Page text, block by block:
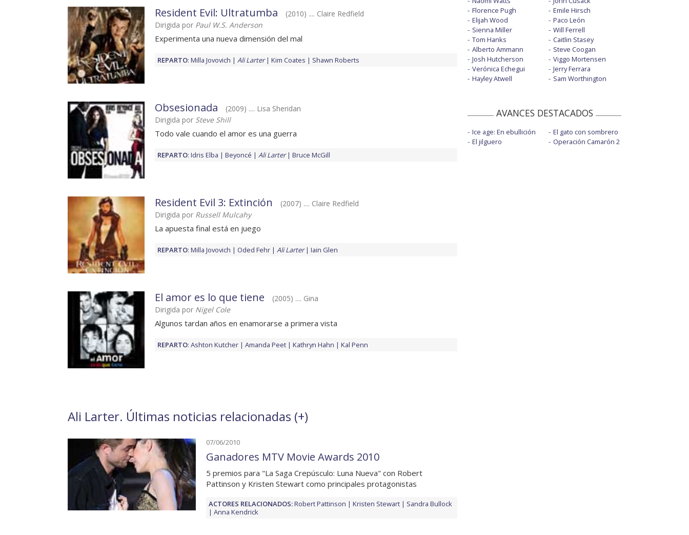
Resident Evil: Ultratumba
(2010) .... Claire Redfield
Dirigida por Paul W.S. Anderson
Experimenta una nueva dimensión del mal
REPARTO: Milla Jovovich Ali Larter Kim Coates Shawn Roberts
Obsesionada
(2009) .... Lisa Sheridan
Dirigida por Steve Shill
Todo vale cuando el amor es una guerra
REPARTO: Idris Elba Beyoncé Ali Larter Bruce McGill
Resident Evil 3: Extinción
(2007) .... Claire Redfield
Dirigida por Russell Mulcahy
La apuesta final está en juego
REPARTO: Milla Jovovich Oded Fehr Ali Larter Iain Glen
El amor es lo que tiene
(2005) .... Gina
Dirigida por Nigel Cole
Algunos tardan años en enamorarse a primera vista
REPARTO: Ashton Kutcher Amanda Peet Kathryn Hahn Kal Penn
Ali Larter. Últimas noticias relacionadas (+)
07/06/2010
Ganadores MTV Movie Awards 2010
5 premios para "La Saga Crepúsculo: Luna Nueva" con Robert
Pattinson y Kristen Stewart como principales protagonistas
ACTORES RELACIONADOS:Robert Pattinson Kristen Stewart
Sandra Bullock
Anna Kendrick
Florence Pugh
Elijah Wood
Sienna Miller
Tom Hanks
Alberto Ammann
Josh Hutcherson
Verónica Echegui
Hayley Atwell
Emile Hirsch
Paco León
Will Ferrell
Caitlin Stasey
Steve Coogan
Viggo Mortensen
Jerry Ferrara
Sam Worthington
AVANCES DESTACADOS
Ice age: En ebullición
El jilguero
El gato con sombrero
Operación Camarón 2